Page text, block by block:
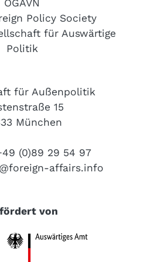
ÖGAVN
Policy Society
für Auswärtige
Politik
für Außenpolitik
15
München
(0)89 29 54 97
affairs.info
von